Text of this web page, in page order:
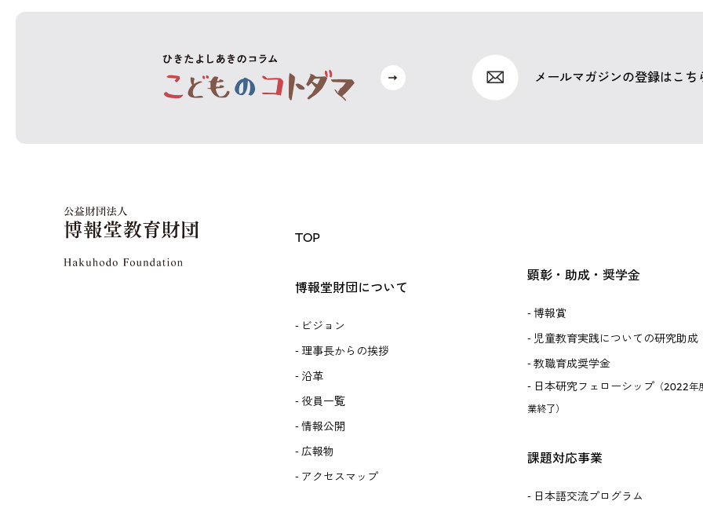
メールマガジンの登録はこち
TOP
博報堂財団について
ビジョン
理事長からの挨拶
沿革
役員一覧
情報公開
広報物
アクセスマップ
顕彰・助成・奨学金
博報賞
児童教育実践についての研究助成
教職育成奨学金
日本研究フェローシップ （2022年
業終了）
課題対応事業
日本語交流プログラム